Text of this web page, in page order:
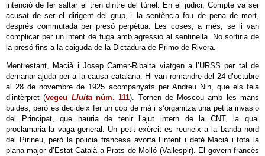
intenció de fer saltar el tren dintre del túnel. En el judici, Compte va ser
acusat de ser el dirigent del grup, i la sentència fou de pena de mort,
després commutada per presó perpètua. Les coses, a més, se li van
complicar per un intent de fuga amb agressió al sentinella. No sortiria de
la presó fins a la caiguda de la Dictadura de Primo de Rivera.
Mentrestant, Macià i Josep Carner-Ribalta viatgen a l’URSS per tal de
demanar ajuda per a la causa catalana. Hi van romandre del 24 d’octubre
al 28 de novembre de 1925 acompanyats per Andreu Nin, que els feia
d’intèrpret (vegeu Lluitanúm. 111). Tornen de Moscou amb les mans
buides, però es decideix fer un cop de mà i s’organitza una petita invasió
del Principat, que hauria de tenir l’ajut intern de la CNT, la qual
proclamaria la vaga general. Un petit exèrcit es reuneix a la banda nord
del Pirineu, però la policia francesa avorta l’intent i deté Macià i tota la
plana major d’Estat Català a Prats de Molló (Vallespir). El govern francès